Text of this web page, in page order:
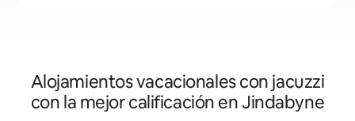
Alojamientos vacacionales con jacuzzi
con la mejor calificación en Jindabyne